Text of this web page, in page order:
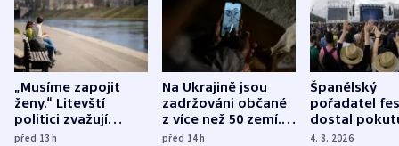
„Musíme zapojit
ženy.“ Litevští
politici zvažují
dohodu o
před 13h
Na Ukrajině jsou
zadržováni občané
z více než 50 zemí.
Bojovali na straně
před 14h
Španělský
pořadatel
dostal
nekalé
4. 8. 2026